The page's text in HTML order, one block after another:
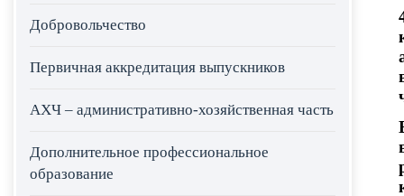
Добровольчество
Первичная аккредитация выпускников
АХЧ – административно-хозяйственная часть
Дополнительное профессиональное
образование